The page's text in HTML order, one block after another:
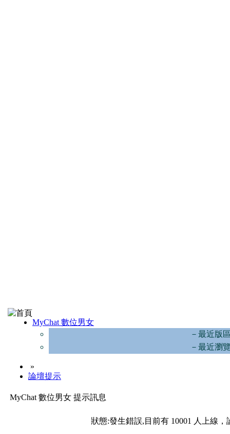
MyChat 數位男女
－最近版
－最近瀏
»
論壇提示
MyChat 數位男女 提示訊息
狀態:發生錯誤,目前有 10001 人上線